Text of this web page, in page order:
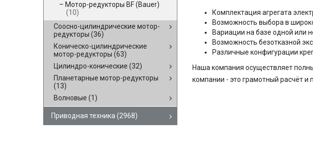
Мотор-редукторы BF (Bauer)
(10)
Соосно-цилиндрические мотор-
редукторы (36)
Коническо-цилиндрические
мотор-редукторы (63)
Цилиндро-конические (32)
Планетарные мотор-редукторы
(13)
Волновые (1)
Приводная техника (2968)
Комплектация агрегата
Возможность выбора в
Вариации на базе одной или
Возможность безотказной
Различные конфигурации
Наша компания осуществляет
компании - это грамотный расчёт